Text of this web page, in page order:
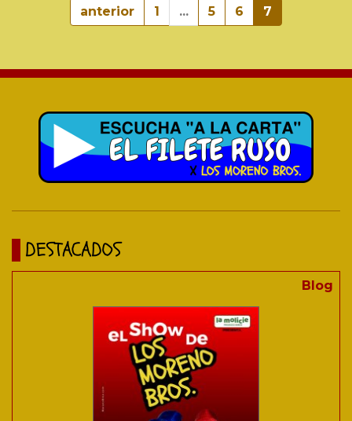
anterior 1 ... 5 6 7
DESTACADOS
Blog